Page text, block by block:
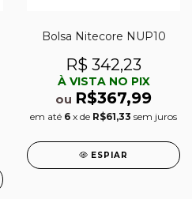
Bolsa Nitecore NUP10
R$ 342,23
À VISTA NO PIX
ou R$367,99
em até 6 x de R$61,33 sem juros
ESPIAR